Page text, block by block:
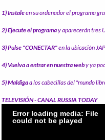
1) Instaleen su ordenador el programa
2) Ejecute el programay aparecerán tres
3) Pulse "CONECTAR"en la ubicación
4) Vuelva a entrar en nuestra weby ya
5) Maldigaa los cabecillas del "mundo
TELEVISIÓN - CANAL RUSSIA TODAY